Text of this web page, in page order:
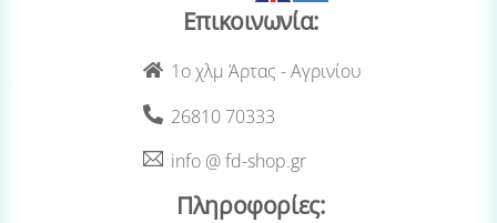
Επικοινωνία:
1ο χλμ Άρτας - Αγρινίου
26810 70333
info @ fd-shop.gr
Πληροφορίες: